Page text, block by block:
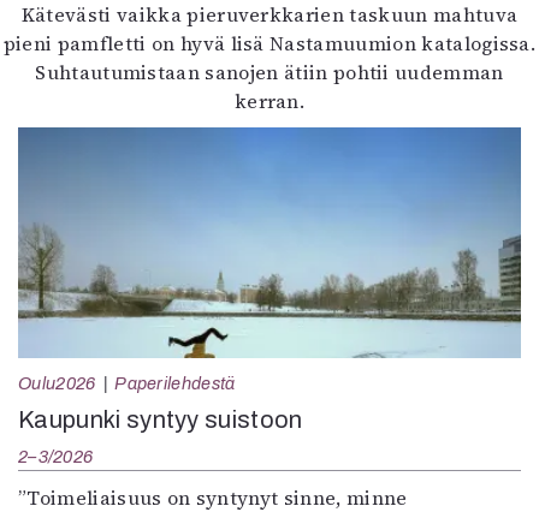
Kätevästi vaikka pieruverkkarien taskuun mahtuva
pieni pamfletti on hyvä lisä Nastamuumion katalogissa.
Suhtautumistaan sanojen ätiin pohtii uudemman
kerran.
Oulu2026 Paperilehdestä
Kaupunki syntyy suistoon
2–3/2026
”Toimeliaisuus on syntynyt sinne, minne